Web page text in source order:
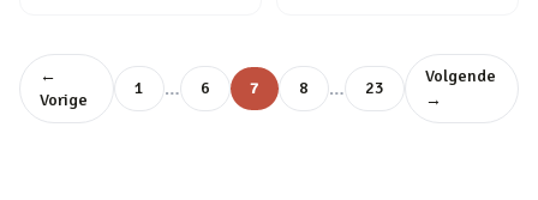
←
Vorige
1 … 6 7 8 … 23
Volgende
→